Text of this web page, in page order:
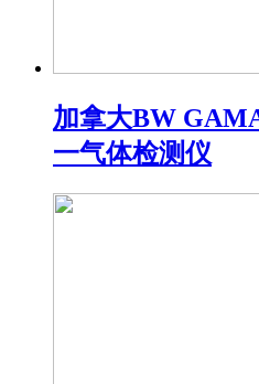
加拿大BW
一气体检测仪